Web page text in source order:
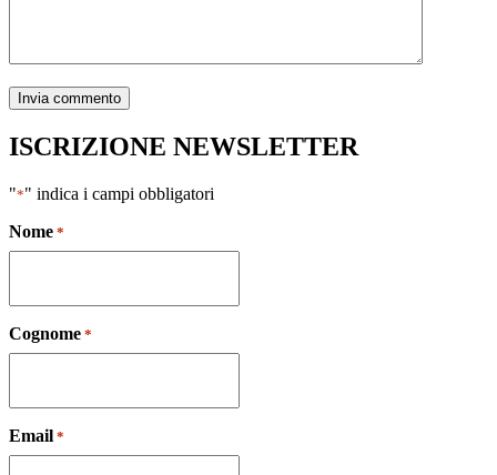
ISCRIZIONE NEWSLETTER
"*" indica i campi obbligatori
Nome *
Cognome *
Email *